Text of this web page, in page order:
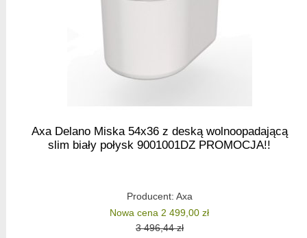
Axa Delano Miska 54x36 z deską wolnoopadającą
slim biały połysk 9001001DZ PROMOCJA!!
Producent: Axa
Nowa cena 2 499,00 zł
3 496,44 zł